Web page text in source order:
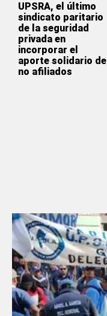
UPSRA, el último
sindicato paritario
de la seguridad
privada en
incorporar el
aporte solidario de
no afiliados